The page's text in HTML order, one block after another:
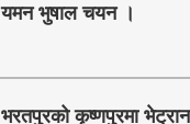
यमन भुषाल चयन ।
भरतपुरको कृष्णपुरमा